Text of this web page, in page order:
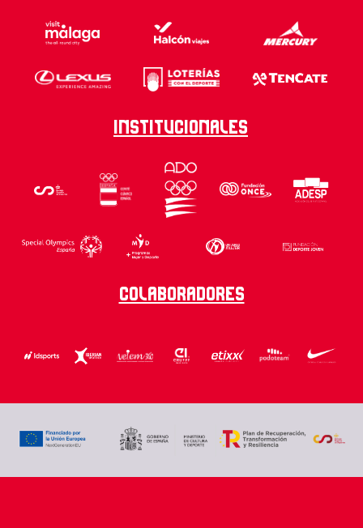
Institucionales
Colaboradores